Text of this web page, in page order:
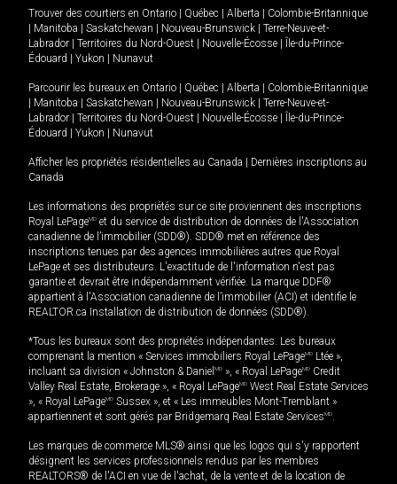
Trouver des courtiers en Ontario Québec Alberta
Colombie-Britannique
Manitoba Saskatchewan Nouveau-Brunswick
Terre-Neuve-et-
Labrador
Territoires du Nord-Ouest Nouvelle-Écosse
Île-du-Prince-
Édouard
Yukon Nunavut
Parcourir les bureaux en Ontario Québec Alberta
Colombie-Britannique
Manitoba Saskatchewan Nouveau-Brunswick
Terre-Neuve-et-
Labrador
Territoires du Nord-Ouest Nouvelle-Écosse
Île-du-Prince-
Édouard
Yukon Nunavut
Afficher les propriétés résidentielles au Canada
Dernières inscriptions au
Canada
Les informations des propriétés sur ce site proviennent des inscriptions
Royal LePageMD et du service de distribution de données de l'Association
canadienne de l’immobilier (SDD®). SDD® met en référence des
inscriptions tenues par des agences immobilières autres que Royal
LePage et ses distributeurs. L'exactitude de l'information n'est pas
garantie et devrait être indépendamment vérifiée. La marque DDF®
appartient à l'Association canadienne de l’immobilier (ACI) et identifie le
REALTOR.ca Installation de distribution de données (SDD®).
*Tous les bureaux sont des propriétés indépendantes. Les bureaux
comprenant la mention « Services immobiliers Royal LePageMD Ltée »,
incluant sa division « Johnston & Daniel MD », « Royal LePageMD Credit
Valley Real Estate, Brokerage », « Royal LePageMD West Real Estate Services
», « Royal LePageMD Sussex », et « Les immeubles Mont-Tremblant »
appartiennent et sont gérés par Bridgemarq Real Estate ServicesMD.
Les marques de commerce MLS® ainsi que les logos qui s'y rapportent
désignent les services professionnels rendus par les membres
REALTORS® de l'ACI en vue de l'achat, de la vente et de la location de